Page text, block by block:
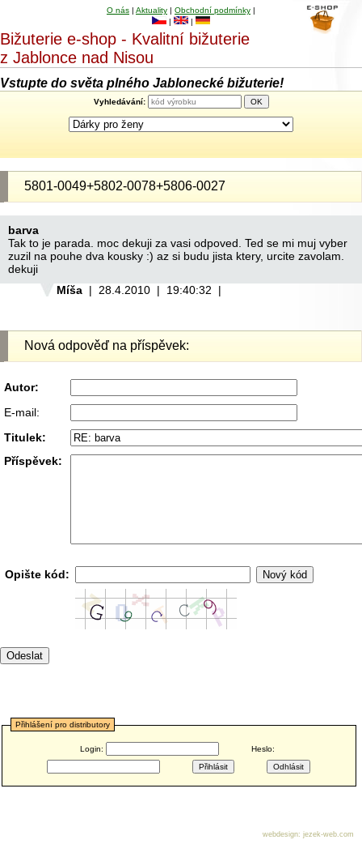
O nás | Aktuality | Obchodní podmínky |
|
|
Bižuterie e-shop - Kvalitní bižuterie
z Jablonce nad Nisou
Vstupte do světa plného Jablonecké bižuterie!
Vyhledávání:
5801-0049+5802-0078+5806-0027
barva
Tak to je parada. moc dekuji za vasi odpoved. Ted se mi muj vyber
zuzil na pouhe dva kousky :) az si budu jista ktery, urcite zavolam.
dekuji
Míša | 28.4.2010 | 19:40:32 |
Nová odpověď na příspěvek:
Autor:
E-mail:
Titulek:
Příspěvek:
Opište kód:
Přihlášení pro distributory
Login: Heslo:
webdesign: jezek-web.com